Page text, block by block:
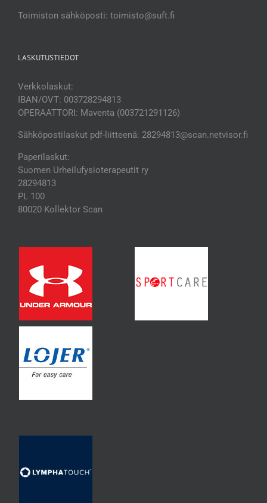
Toimiston sähköposti: toimisto@suft.fi
LASKUTUSTIEDOT
Verkkolaskut:
IBAN/OVT: 003728294813
OPERAATTORI: Maventa (003721291126)
Sähköpostilaskut pdf-liitteenä: 28294813@scan.netvisor.fi
Paperilaskut:
Suomen Urheilufysioterapeutit ry
28294813
PL 100
80020 Kollektor Scan